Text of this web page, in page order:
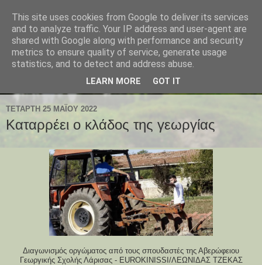
ΤΕΤΆΡΤΗ 25 ΜΑΪ́ΟΥ 2022
Καταρρέει ο κλάδος της γεωργίας
Διαγωνισμός οργώματος από τους σπουδαστές της Αβερώφειου
Γεωργικής Σχολής Λάρισας - EUROKINISSI/ΛΕΩΝΙΔΑΣ ΤΖΕΚΑΣ
This site uses cookies from Google to deliver its services
and to analyze traffic. Your IP address and user-agent are
shared with Google along with performance and security
metrics to ensure quality of service, generate usage
statistics, and to detect and address abuse.
LEARN MORE GOT IT